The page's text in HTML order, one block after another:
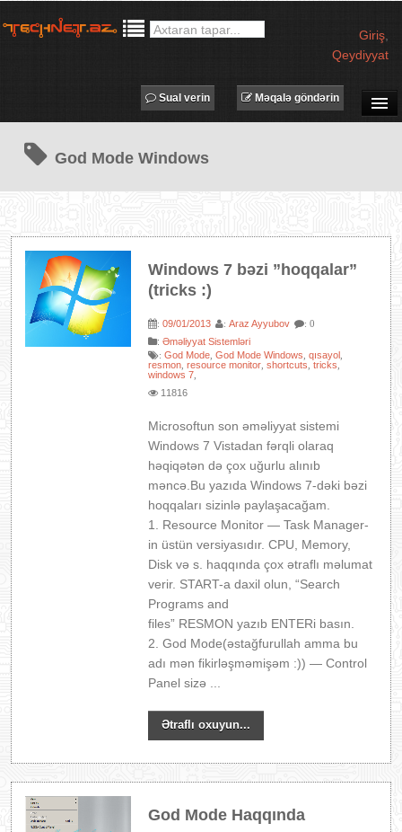
Giriş
Qeydiyyat
MƏQALƏLƏR
PROQRAMLAR
IT LÜĞƏT
XƏBƏRLƏR
Məqalə göndərin
Sual verin
God Mode Windows
Windows 7 bəzi ”hoqqalar”
(tricks :)
:09/01/2013 :Araz Ayyubov : 0
:Əməliyyat Sistemləri
:God Mode ,God Mode Windows ,qısayol
resmon ,resource monitor ,shortcuts ,tricks
windows 7
11816
Microsoftun son əməliyyat sistemi
Windows 7 Vistadan fərqli olaraq
həqiqətən də çox uğurlu alınıb
məncə.Bu yazıda Windows 7-dəki bəzi
hoqqaları sizinlə paylaşacağam.
1. Resource Monitor — Task Manager-
in üstün versiyasıdır. CPU, Memory,
Disk və s. haqqında çox ətraflı məlumat
verir. START-a daxil olun, “Search
Programs and
files” RESMON yazıb ENTERi basın.
2. God Mode(əstağfurullah amma bu
adı mən fikirləşməmişəm :)) — Control
Panel sizə ...
Ətraflı oxuyun...
God Mode Haqqında